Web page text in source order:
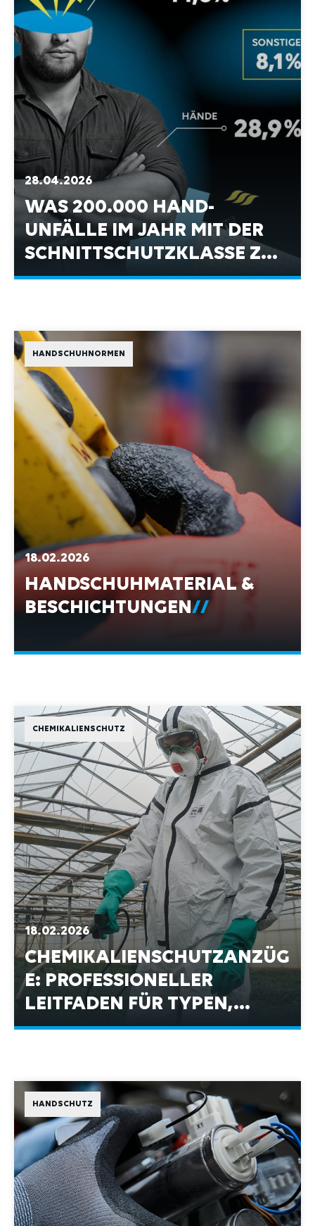
28.04.2026
WAS 200.000 HAND-
UNFÄLLE IM JAHR MIT DER
SCHNITTSCHUTZKLASSE ZU
TUN HABEN.
HANDSCHUHNORMEN
18.02.2026
HANDSCHUHMATERIAL &
BESCHICHTUNGEN
CHEMIKALIENSCHUTZ
18.02.2026
CHEMIKALIENSCHUTZANZÜG
E: PROFESSIONELLER
LEITFADEN FÜR TYPEN,
ANFORDERUNGEN UND
AUSWAHLKRITERIEN
HANDSCHUTZ